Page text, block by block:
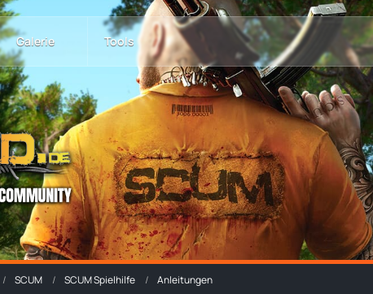
Galerie Tools
SCUM SCUM Spielhilfe Anleitungen